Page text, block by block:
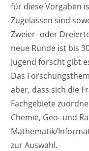
für diese Vorgaben
Zugelassen sind
Zweier- oder
neue Runde ist bis
Jugend forscht gibt
Das
aber, dass sich die
Fachgebiete
Chemie, Geo- und
Mathematik/
zur Auswahl.